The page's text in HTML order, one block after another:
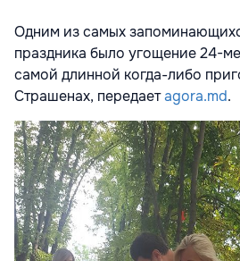
Одним из самых
праздника было угощение 24-
самой длинной когда-либо
Страшенах, передаетagora.md.